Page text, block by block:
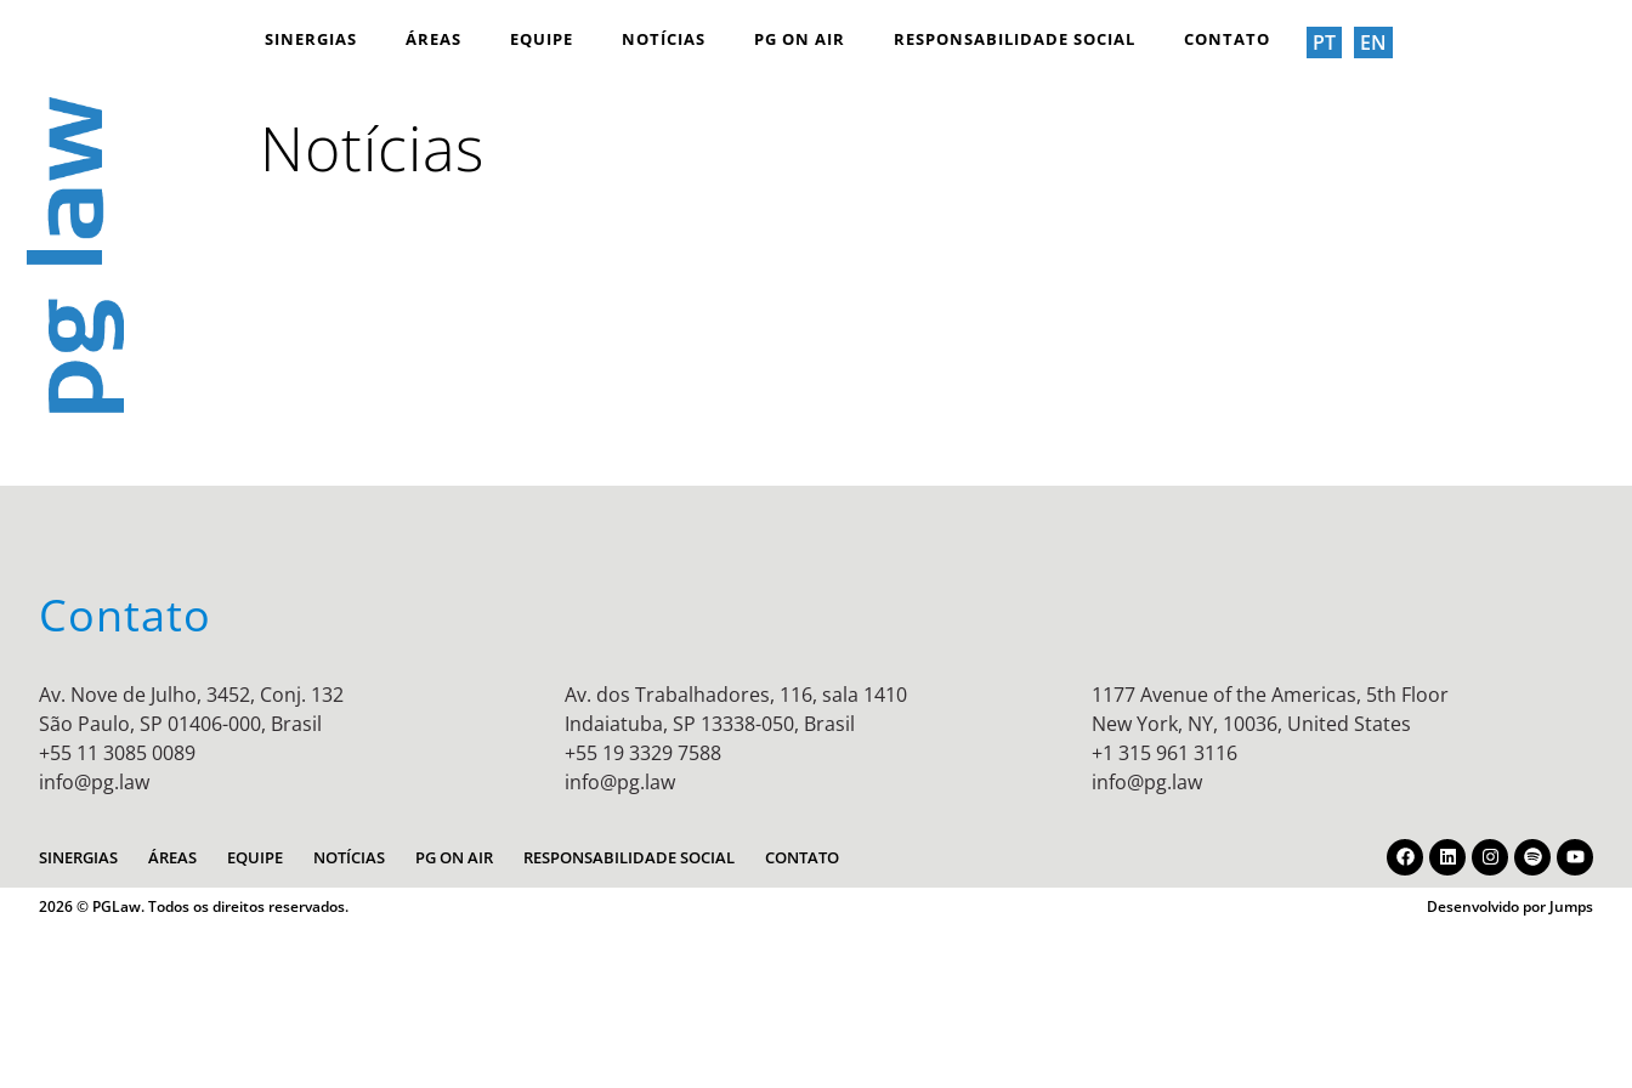
SINERGIAS ÁREAS EQUIPE NOTÍCIAS PG ON AIR RESPONSABILIDADE SOCIAL CONTATO PT EN
Notícias
Contato
Av. Nove de Julho, 3452, Conj. 132
São Paulo, SP 01406-000, Brasil
+55 11 3085 0089
info@pg.law
Av. dos Trabalhadores, 116, sala 1410
Indaiatuba, SP 13338-050, Brasil
+55 19 3329 7588
info@pg.law
1177 Avenue of the Americas, 5th Floor
New York, NY, 10036, United States
+1 315 961 3116
info@pg.law
SINERGIAS ÁREAS EQUIPE NOTÍCIAS PG ON AIR RESPONSABILIDADE SOCIAL CONTATO
2026 © PGLaw. Todos os direitos reservados. Desenvolvido por Jumps